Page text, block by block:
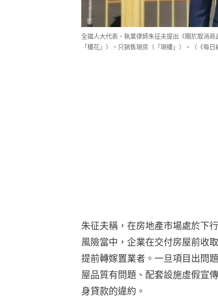
全國人大代表、執業律師朱征夫提出《關於取消
「樓花」），只銷售現房（「現樓」）。（《每日
朱征夫稱，在房地產市場處於下
風險當中，企業在交付房屋前收
提前轉嫁置業者。一旦項目出問
屋品質有問題、配套設施虛假宣
身貸款的違約。